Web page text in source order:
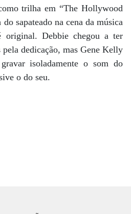
trilha em “The Hollywood
sapateado na cena da música
original. Debbie chegou a ter
pela dedicação, mas Gene Kelly
isoladamente o som do
o do seu.